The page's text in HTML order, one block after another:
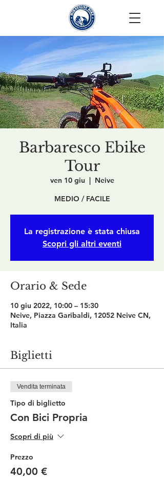
Barbaresco Ebike
Tour
ven 10 giu
  |
Neive
MEDIO / FACILE
La registrazione è stata chiusa
Scopri gli altri eventi
Orario & Sede
10 giu 2022, 10:00 – 15:30
Neive, Piazza Garibaldi, 12052 Neive CN,
Italia
Biglietti
Vendita terminata
Tipo di biglietto
Con Bici Propria
Scopri di più
Prezzo
40,00 €